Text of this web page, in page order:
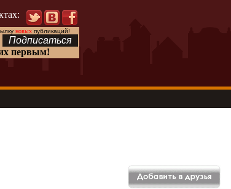
новыхпубликаций!
первым!